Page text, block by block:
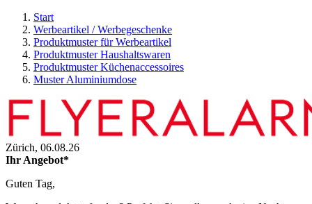
Start
Werbeartikel / Werbegeschenke
Produktmuster für Werbeartikel
Produktmuster Haushaltswaren
Produktmuster Küchenaccessoires
Muster Aluminiumdose
Zürich, 06.08.26
Ihr Angebot*
Guten Tag,